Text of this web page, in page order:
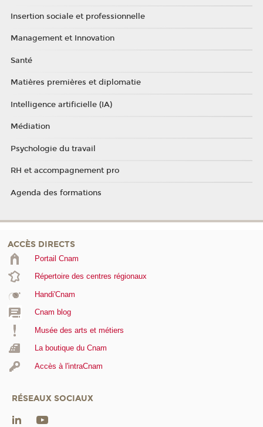
Insertion sociale et professionnelle
Management et Innovation
Santé
Matières premières et diplomatie
Intelligence artificielle (IA)
Médiation
Psychologie du travail
RH et accompagnement pro
Agenda des formations
ACCÈS DIRECTS
Portail Cnam
Répertoire des centres régionaux
Handi'Cnam
Cnam blog
Musée des arts et métiers
La boutique du Cnam
Accès à l'intraCnam
RÉSEAUX SOCIAUX